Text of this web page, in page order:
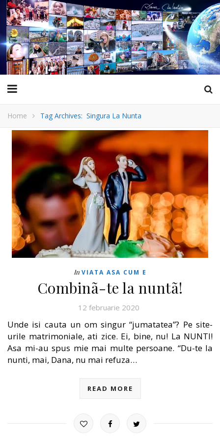
Home Tag Archives: Singura La Nunta
In VIATA ASA CUM E
Combinã-te la nuntã!
12 februarie 2020
Unde isi cauta un om singur “jumatatea”? Pe site-
urile matrimoniale, ati zice. Ei, bine, nu! La NUNTI!
Asa mi-au spus mie mai multe persoane. “Du-te la
nunti, mai, Dana, nu mai refuza…
READ MORE